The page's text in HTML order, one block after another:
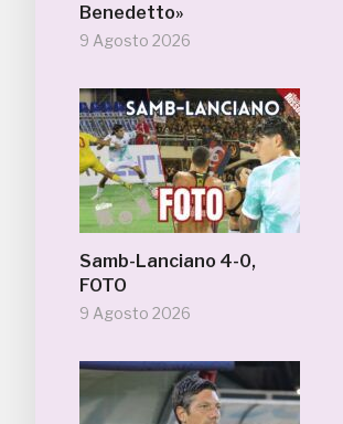
Benedetto»
9 Agosto 2026
Samb-Lanciano 4-0,
FOTO
9 Agosto 2026